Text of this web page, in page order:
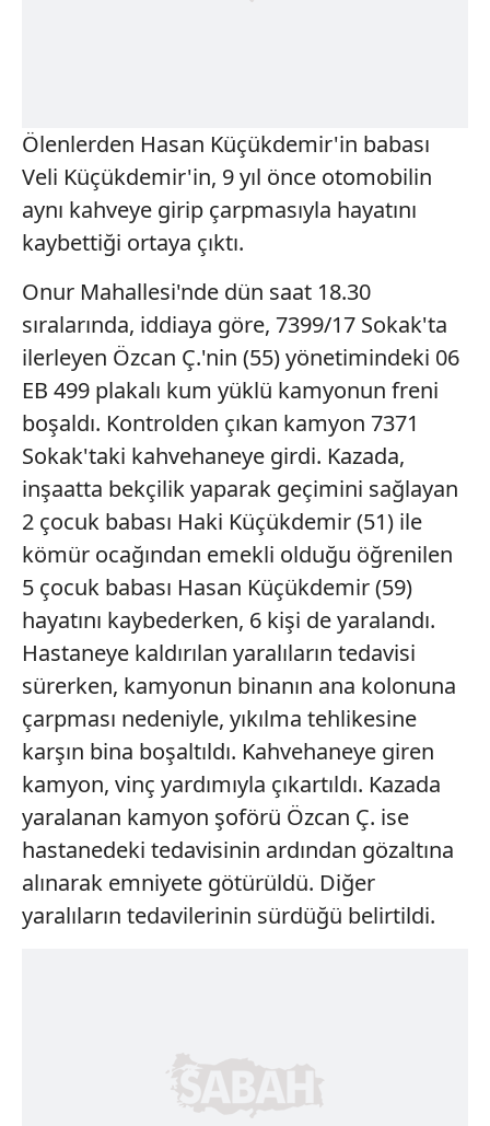
Ölenlerden Hasan Küçükdemir'in babası
Veli Küçükdemir'in, 9 yıl önce otomobilin
aynı kahveye girip çarpmasıyla hayatını
kaybettiği ortaya çıktı.
Onur Mahallesi'nde dün saat 18.30
sıralarında, iddiaya göre, 7399/17 Sokak'ta
ilerleyen Özcan Ç.'nin (55) yönetimindeki 06
EB 499 plakalı kum yüklü kamyonun freni
boşaldı. Kontrolden çıkan kamyon 7371
Sokak'taki kahvehaneye girdi. Kazada,
inşaatta bekçilik yaparak geçimini sağlayan
2 çocuk babası Haki Küçükdemir (51) ile
kömür ocağından emekli olduğu öğrenilen
5 çocuk babası Hasan Küçükdemir (59)
hayatını kaybederken, 6 kişi de yaralandı.
Hastaneye kaldırılan yaralıların tedavisi
sürerken, kamyonun binanın ana kolonuna
çarpması nedeniyle, yıkılma tehlikesine
karşın bina boşaltıldı. Kahvehaneye giren
kamyon, vinç yardımıyla çıkartıldı. Kazada
yaralanan kamyon şoförü Özcan Ç. ise
hastanedeki tedavisinin ardından gözaltına
alınarak emniyete götürüldü. Diğer
yaralıların tedavilerinin sürdüğü belirtildi.